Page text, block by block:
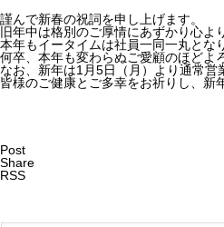
謹んで新春の祝詞を申し上げます。
旧年中は格別のご厚情にあずかり心よ
本年もイータイムは社員一同一丸とな
何卒、本年も変わらぬご愛顧のほどよ
なお、新年は1月5日（月）より通常営
皆様のご健康とご多幸をお祈りし、新
Post
Share
RSS